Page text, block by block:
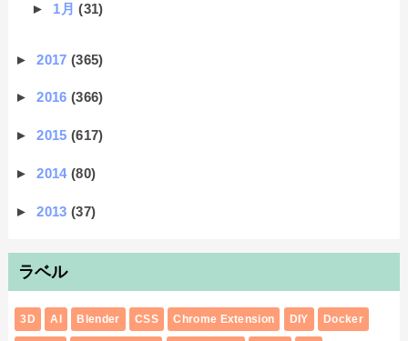
► 1月(31)
►2017(365)
►2016(366)
►2015(617)
►2014(80)
►2013(37)
ラベル
3D AI Blender CSS Chrome Extension DIY Docker